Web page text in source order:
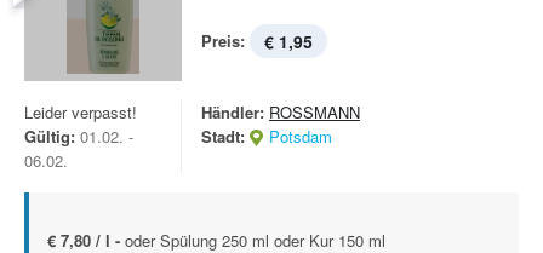
Preis: € 1,95
Leider verpasst!
Gültig: 01.02. -
06.02.
Händler: ROSSMANN
Stadt:
Potsdam
€ 7,80 / l - oder Spülung 250 ml oder Kur 150 ml